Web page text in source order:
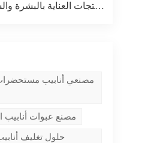
حلول تغليف متكاملة لمنتجات العناية
مصنعي أنابيب
مصنع عبوات أنابيب
حلول تغليف